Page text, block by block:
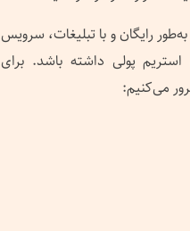
رایگان و با تبلیغات، سرویس
پولی داشته باشد. برای